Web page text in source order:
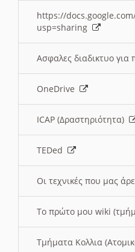
https://
usp=sharing
Ασφαλες διαδικτυο για
OneDrive
ICAP (Δραστηριότητα)
TEDed
Οι τεχνικές που μας
Το πρώτο μου wiki
Τμήματα Κολλια